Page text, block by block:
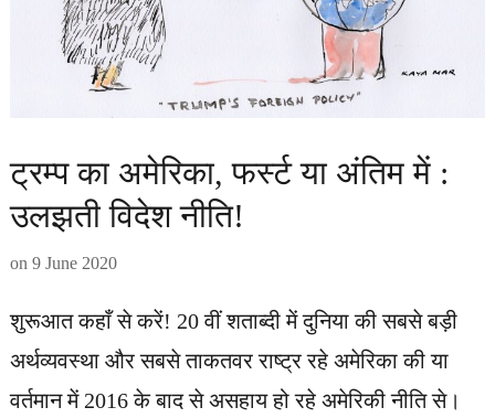
ट्रम्प का अमेरिका, फर्स्ट या अंतिम में :
उलझती विदेश नीति!
on 9 June 2020
शुरूआत कहाँ से करें! 20 वीं शताब्दी में दुनिया की सबसे बड़ी
अर्थव्यवस्था और सबसे ताकतवर राष्ट्र रहे अमेरिका की या
वर्तमान में 2016 के बाद से असहाय हो रहे अमेरिकी नीति से।